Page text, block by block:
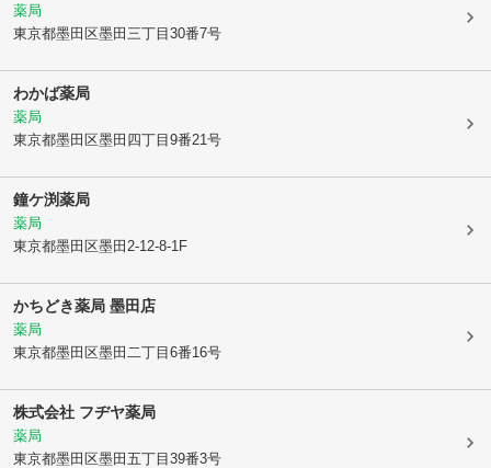
薬局
東京都墨田区墨田三丁目30番7号
わかば薬局
薬局
東京都墨田区墨田四丁目9番21号
鐘ケ渕薬局
薬局
東京都墨田区墨田2-12-8-1F
かちどき薬局 墨田店
薬局
東京都墨田区墨田二丁目6番16号
株式会社 フヂヤ薬局
薬局
東京都墨田区墨田五丁目39番3号